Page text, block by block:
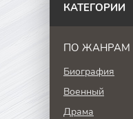
КАТЕГОРИИ
ПО ЖАНРАМ
Биография
Военный
Драма